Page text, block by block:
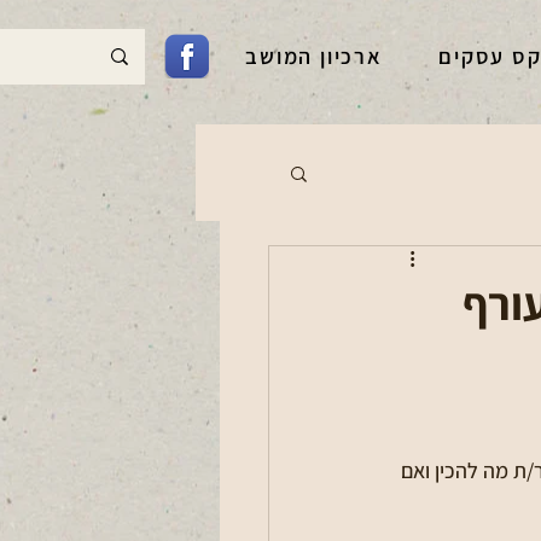
עסקים ארכיון המושב
מה להכין ואם